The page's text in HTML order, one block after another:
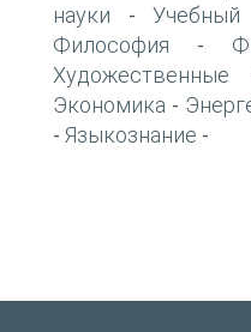
науки - Учебный
Философия -
Художественные
Экономика -
- Языкознание -